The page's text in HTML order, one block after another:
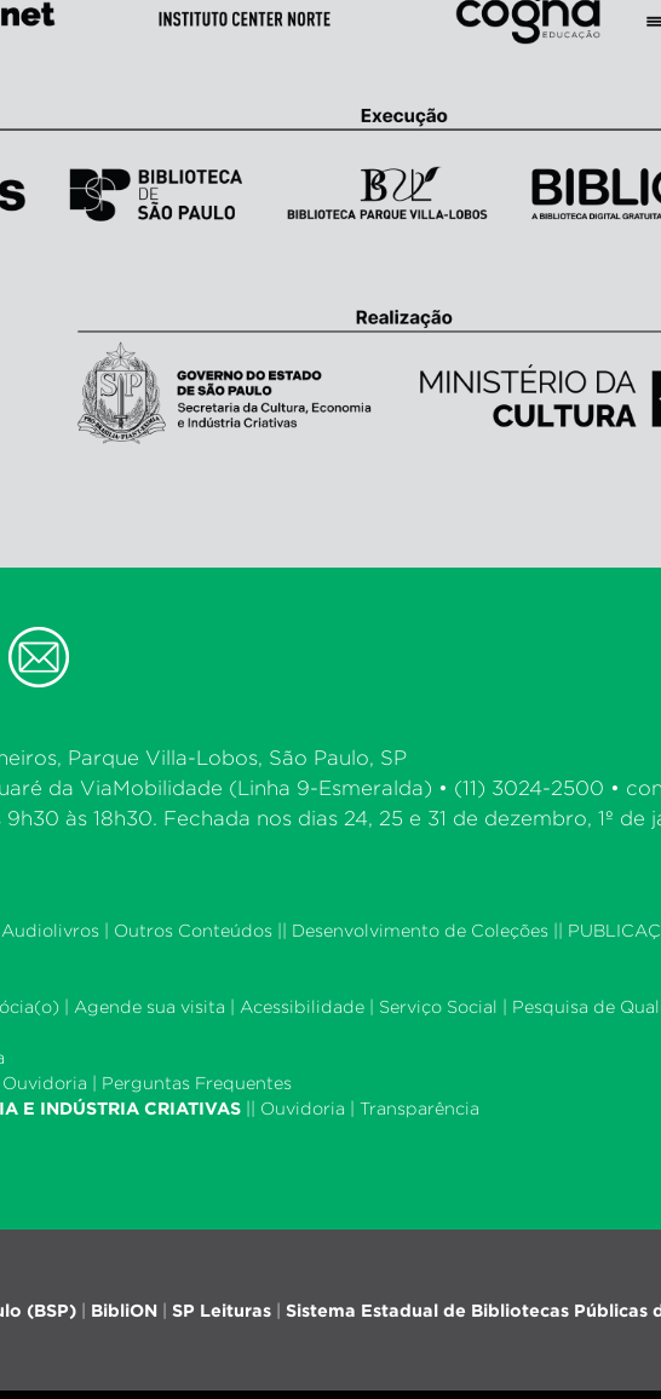
Parque Villa-Lobos, São Paulo, SP
da ViaMobilidade (Linha 9-Esmeralda) • (11) 3024-2500 •
às 18h30. Fechada nos dias 24, 25 e 31 de dezembro, 1º
Audiolivros Outros Conteúdos Desenvolvimento de Coleções ||
Agende sua visita Acessibilidade Serviço Social
Pesquisa de
Ouvidoria
Perguntas Frequentes
E INDÚSTRIA CRIATIVAS
Ouvidoria Transparência
(BSP) BibliON SP Leituras Sistema Estadual de Bibliotecas Públicas